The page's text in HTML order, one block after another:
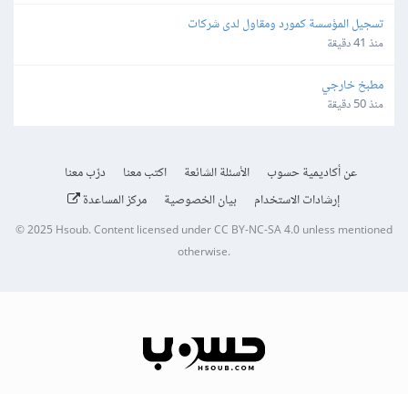
تسجيل المؤسسة كمورد ومقاول لدى شركات
منذ 41 دقيقة
مطبخ خارجي
منذ 50 دقيقة
عن أكاديمية حسوب الأسئلة الشائعة اكتب معنا
درّب معنا
إرشادات الاستخدام
بيان الخصوصية مركز المساعدة
© 2025 Hsoub.Content licensed underCC BY-NC-SA 4.0unless mentioned
otherwise.